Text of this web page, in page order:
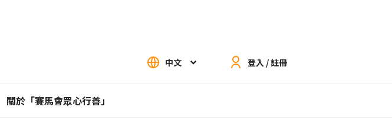
中文 登入 / 註冊
關於「賽馬會眾心行善」